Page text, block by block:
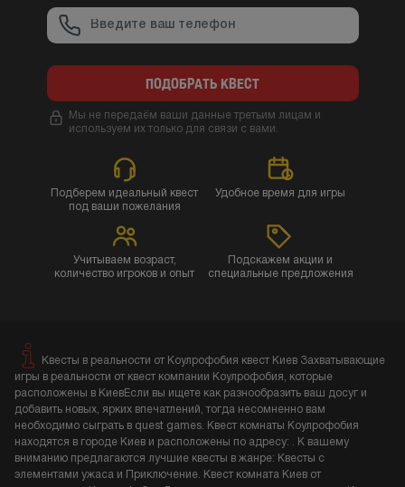
ПОДОБРАТЬ КВЕСТ
Мы не передаём ваши данные третьим лицам и
используем их только для связи с вами.
Подберем идеальный квест
под ваши пожелания
Удобное время для игры
Учитываем возраст,
количество игроков и опыт
Подскажем акции и
специальные предложения
Квесты в реальности от Коулрофобия квест Киев Захватывающие
игры в реальности от квест компании Коулрофобия, которые
расположены в КиевЕсли вы ищете как разнообразить ваш досуг и
добавить новых, ярких впечатлений, тогда несомненно вам
необходимо сыграть в quest games. Квест комнаты Коулрофобия
находятся в городе Киев и расположены по адресу: . К вашему
вниманию предлагаются лучшие квесты в жанре: Квесты с
элементами ужаса и Приключение. Квест комната Киев от